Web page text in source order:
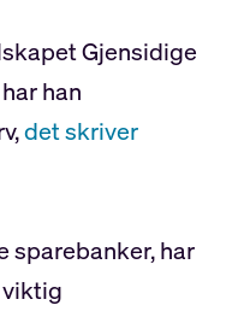
Gjensidige
han
det skriver
sparebanker, har
viktig